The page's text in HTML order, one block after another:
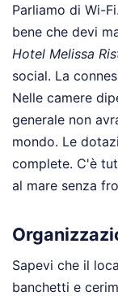
Parliamo di Wi-
bene che devi
Hotel Melissa
social. La
Nelle camere
generale non
mondo. Le
complete. C'è
al mare senza
Sapevi che il
banchetti e